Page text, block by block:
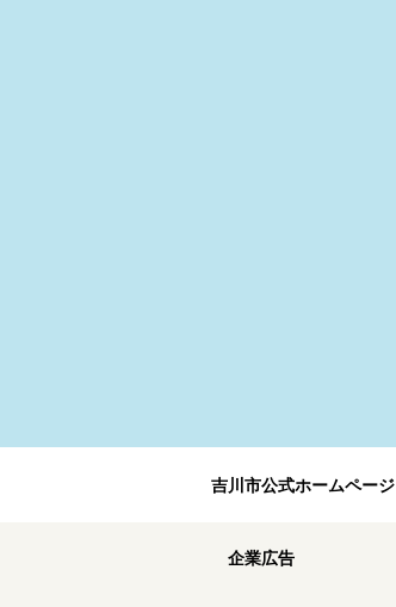
吉川市公式ホームページ
企業広告